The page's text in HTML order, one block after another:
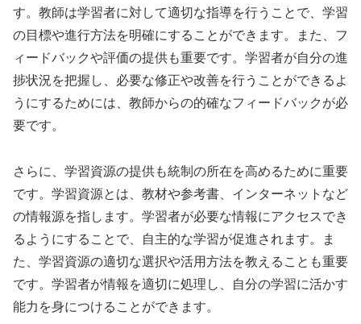
す。教師は学習者に対して適切な指導を行うことで、学習
の目標や進行方法を明確にすることができます。また、フ
ィードバックや評価の提供も重要です。学習者が自分の進
捗状況を把握し、必要な修正や改善を行うことができるよ
うにするためには、教師からの的確なフィードバックが必
要です。
さらに、学習資源の提供も統制の所在を高めるために重要
です。学習資源とは、教材や参考書、インターネットなど
の情報源を指します。学習者が必要な情報にアクセスでき
るようにすることで、自主的な学習が促進されます。ま
た、学習資源の適切な選択や活用方法を教えることも重要
です。学習者が情報を適切に処理し、自分の学習に活かす
能力を身につけることができます。